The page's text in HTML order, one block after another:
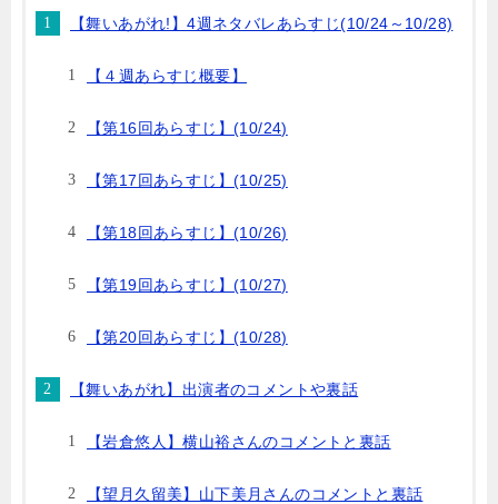
【舞いあがれ!】4週ネタバレあらすじ(10/24～10/28)
【４週あらすじ概要】
【第16回あらすじ】(10/24)
【第17回あらすじ】(10/25)
【第18回あらすじ】(10/26)
【第19回あらすじ】(10/27)
【第20回あらすじ】(10/28)
【舞いあがれ】出演者のコメントや裏話
【岩倉悠人】横山裕さんのコメントと裏話
【望月久留美】山下美月さんのコメントと裏話